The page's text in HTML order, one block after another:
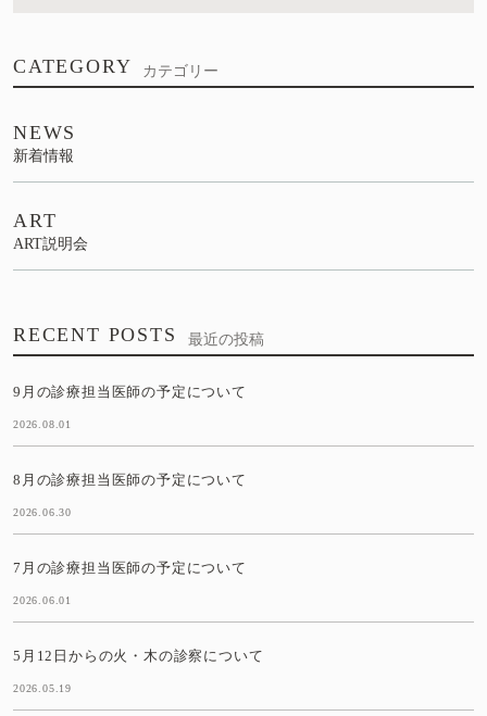
CATEGORY カテゴリー
NEWS
新着情報
ART
ART説明会
RECENT POSTS 最近の投稿
9月の診療担当医師の予定について
2026.08.01
8月の診療担当医師の予定について
2026.06.30
7月の診療担当医師の予定について
2026.06.01
5月12日からの火・木の診察について
2026.05.19